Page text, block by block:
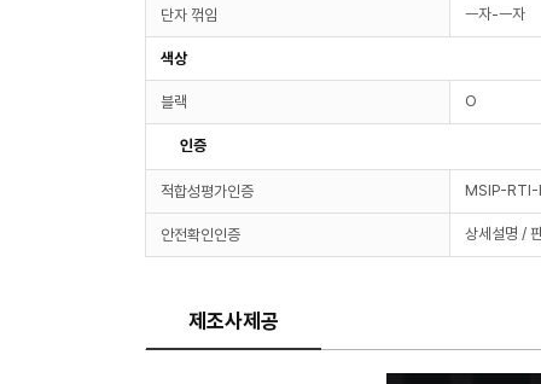
단자 꺾임 ㅡ자-ㅡ자
색상
블랙 O
인증
적합성평가인증 MSIP-
안전확인인증 상세설명 /
제조사제공